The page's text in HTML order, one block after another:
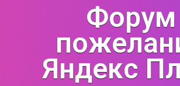
Форум
Яндекс